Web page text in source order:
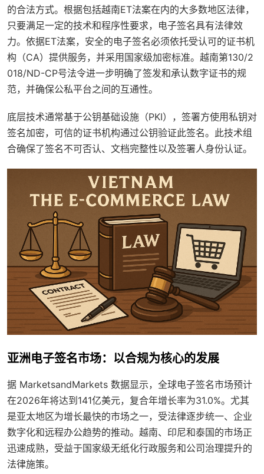
的合法方式。根据包括越南ET法案在内的大多数地区法律，
只要满足一定的技术和程序性要求，电子签名具有法律效
力。依据ET法案，安全的电子签名必须依托受认可的证书机
构（CA）提供服务，并采用国家级加密标准。越南第130/2
018/ND-CP号法令进一步明确了签发和承认数字证书的规
范，并确保公私平台之间的互通性。
底层技术通常基于公钥基础设施（PKI），签署方使用私钥对
签名加密，可信的证书机构通过公钥验证此签名。此技术组
合确保了签名不可否认、文档完整性以及签署人身份认证。
亚洲电子签名市场：以合规为核心的发展
据 MarketsandMarkets 数据显示，全球电子签名市场预计
在2026年将达到141亿美元，复合年增长率为31.0%。尤其
是亚太地区为增长最快的市场之一，受法律逐步统一、企业
数字化和远程办公趋势的推动。越南、印尼和泰国的市场正
迅速成熟，受益于国家级无纸化行政服务和公司治理提升的
法律施策。